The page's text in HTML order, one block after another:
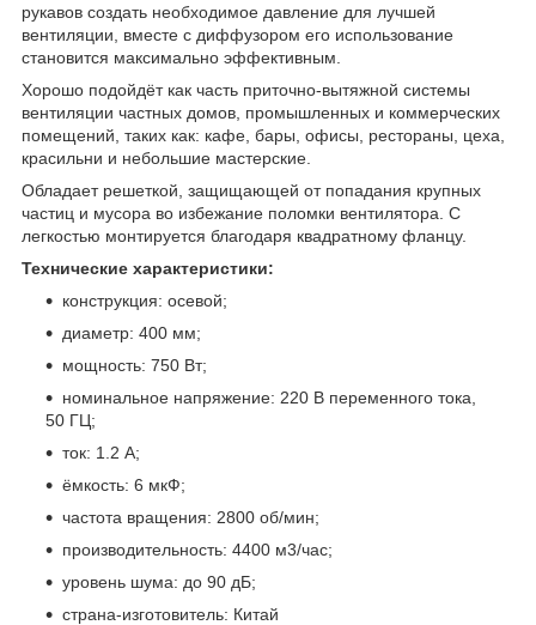
рукавов создать необходимое давление для лучшей
вентиляции, вместе с диффузором его использование
становится максимально эффективным.
Хорошо подойдёт как часть приточно-вытяжной системы
вентиляции частных домов, промышленных и коммерческих
помещений, таких как: кафе, бары, офисы, рестораны, цеха,
красильни и небольшие мастерские.
Обладает решеткой, защищающей от попадания крупных
частиц и мусора во избежание поломки вентилятора. С
легкостью монтируется благодаря квадратному фланцу.
Технические характеристики:
конструкция: осевой;
диаметр: 400 мм;
мощность: 750 Вт;
номинальное напряжение: 220 В переменного тока,
50 ГЦ;
ток: 1.2 А;
ёмкость: 6 мкФ;
частота вращения: 2800 об/мин;
производительность: 4400 м3/час;
уровень шума: до 90 дБ;
страна-изготовитель: Китай